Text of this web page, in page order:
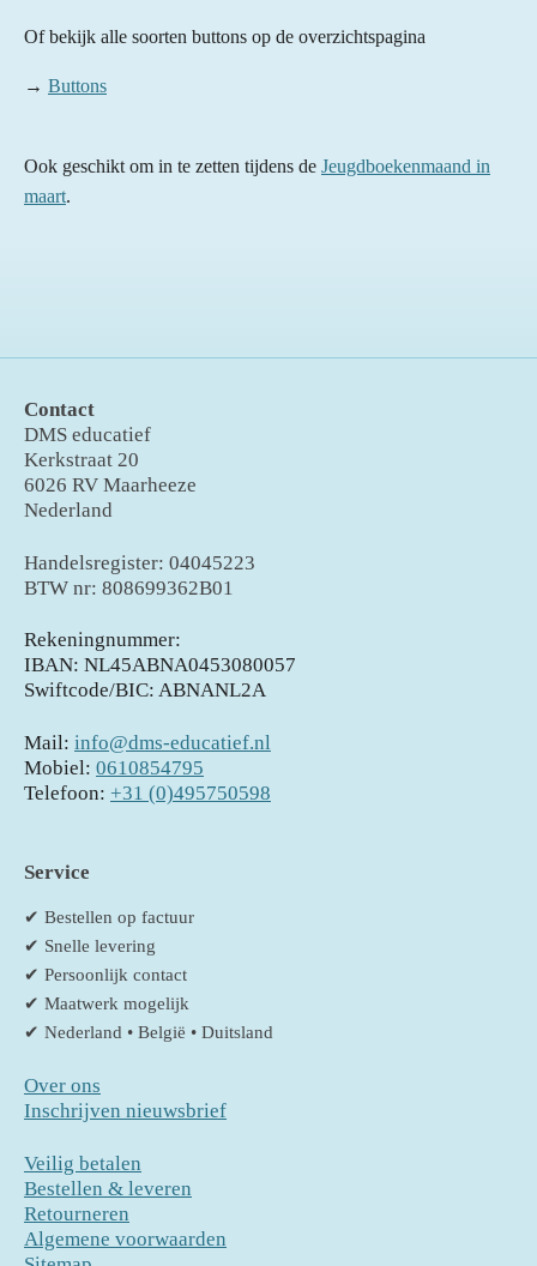
Of bekijk alle soorten buttons op de overzichtspagina
→ Buttons
Ook geschikt om in te zetten tijdens de Jeugdboekenmaand in
maart.
Contact
DMS educatief
Kerkstraat 20
6026 RV Maarheeze
Nederland
Handelsregister: 04045223
BTW nr: 808699362B01
Rekeningnummer:
IBAN: NL45ABNA0453080057
Swiftcode/BIC: ABNANL2A
Mail: info@dms-educatief.nl
Mobiel: 0610854795
Telefoon: +31 (0)495750598
Service
✔ Bestellen op factuur
✔ Snelle levering
✔ Persoonlijk contact
✔ Maatwerk mogelijk
✔ Nederland • België • Duitsland
Over ons
Inschrijven nieuwsbrief
Veilig betalen
Bestellen & leveren
Retourneren
Algemene voorwaarden